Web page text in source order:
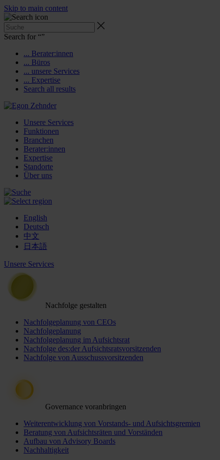
Skip to main content
Search for “”
... Berater:innen
... Büros
... unsere Services
... Expertise
Search all results
Unsere Services
Funktionen
Branchen
Berater:innen
Expertise
Standorte
Über uns
English
Deutsch
中文
日本語
Unsere Services
Nachfolge gestalten
Nachfolgeplanung von CEOs
Nachfolgeplanung
Nachfolgeplanung im Aufsichtsrat
Nachfolge des:der Aufsichtsratsvorsitzenden
Nachfolge von Ausschussvorsitzenden
Governance voranbringen
Weiterentwicklung von Vorstands- und Aufsichtsgremien
Beratung von Aufsichtsräten und Vorständen
Aufbau von Advisory Boards
Nachhaltigkeit